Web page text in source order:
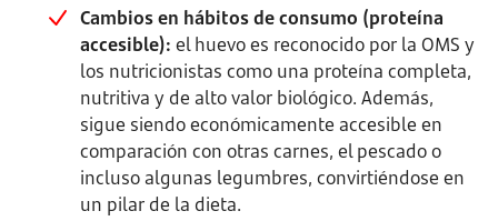
Cambios en hábitos de consumo (proteína
accesible): el huevo es reconocido por la OMS y
los nutricionistas como una proteína completa,
nutritiva y de alto valor biológico. Además,
sigue siendo económicamente accesible en
comparación con otras carnes, el pescado o
incluso algunas legumbres, convirtiéndose en
un pilar de la dieta.